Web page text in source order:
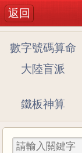
返回
數字號碼算命
大陸盲派
鐵板神算